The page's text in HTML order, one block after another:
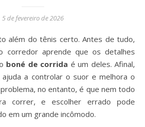
5 de fevereiro de 2026
corredor aprende que os detalhes
boné de corrida é um deles. Afinal,
a controlar o suor e melhora o
no entanto, é que nem todo
correr, e escolher errado pode
em um grande incômodo.